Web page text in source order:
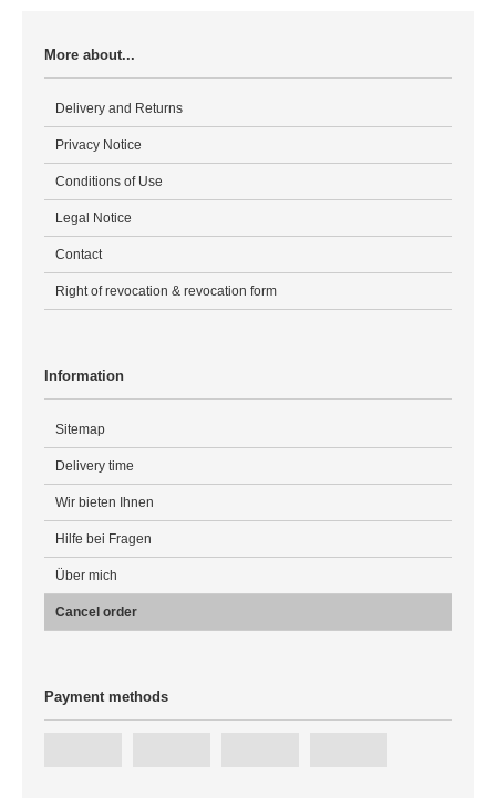
More about...
Delivery and Returns
Privacy Notice
Conditions of Use
Legal Notice
Contact
Right of revocation & revocation form
Information
Sitemap
Delivery time
Wir bieten Ihnen
Hilfe bei Fragen
Über mich
Cancel order
Payment methods